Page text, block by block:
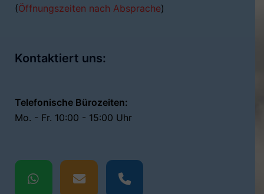
(Öffnungszeiten nach Absprache)
Kontaktiert uns:
Telefonische Bürozeiten:
Mo. - Fr. 10:00 - 15:00 Uhr